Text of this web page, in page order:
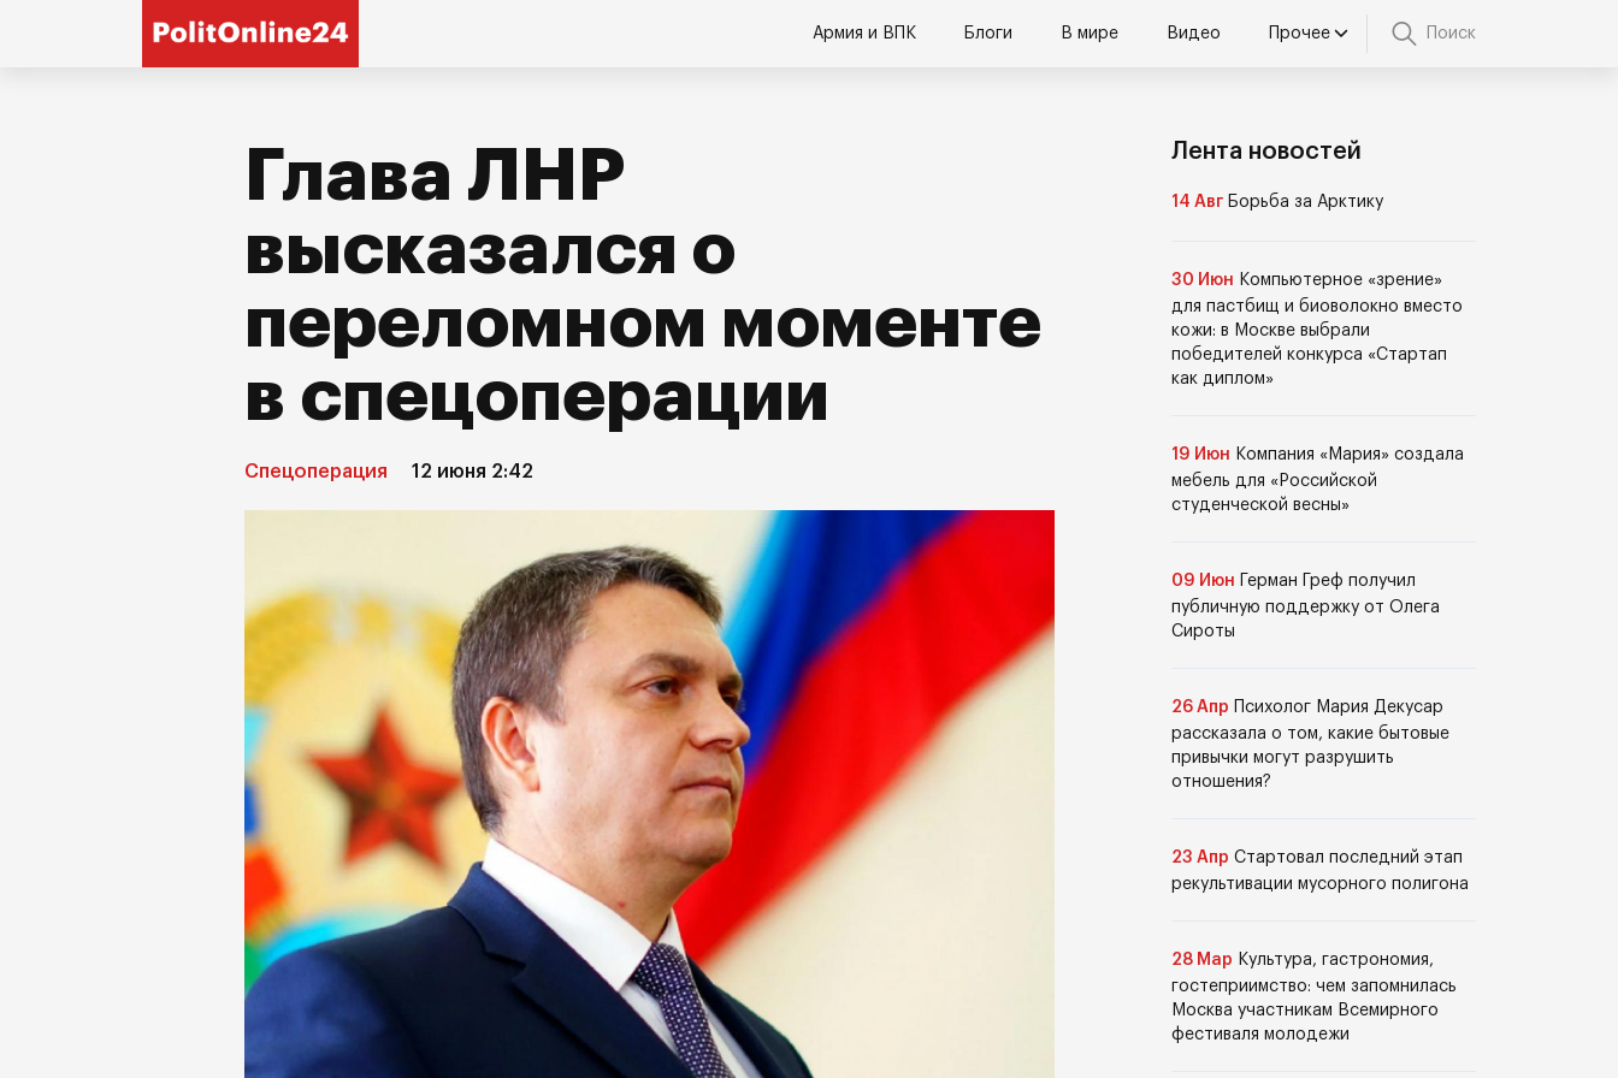
Армия и ВПК Блоги В мире Видео Прочее Поиск
Глава ЛНР
высказался о
переломном моменте
в спецоперации
Спецоперация 12 июня 2:42
Лента новостей
14 Авг Борьба за Арктику
30 Июн Компьютерное «зрение»
для пастбищ и биоволокно вместо
кожи: в Москве выбрали
победителей конкурса «Стартап
как диплом»
19 Июн Компания «Мария» создала
мебель для «Российской
студенческой весны»
09 Июн
Герман Греф получил
публичную поддержку от Олега
Сироты
26 Апр
Психолог Мария Декусар
рассказала о том, какие бытовые
привычки могут разрушить
отношения?
23 Апр Стартовал последний этап
рекультивации мусорного полигона
28 Мар Культура, гастрономия,
гостеприимство: чем запомнилась
Москва участникам Всемирного
фестиваля молодежи